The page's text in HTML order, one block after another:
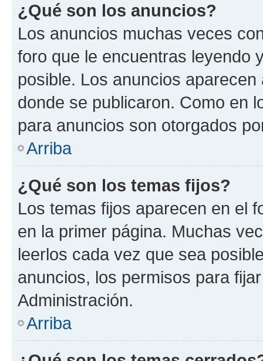
¿Qué son los anuncios?
Los anuncios muchas veces
foro que le encuentras leyendo
posible. Los anuncios
donde se publicaron. Como en
para anuncios son otorgados
Arriba
¿Qué son los temas fijos?
Los temas fijos aparecen en el
en la primer página. Muchas
leerlos cada vez que sea
anuncios, los permisos para
Administración.
Arriba